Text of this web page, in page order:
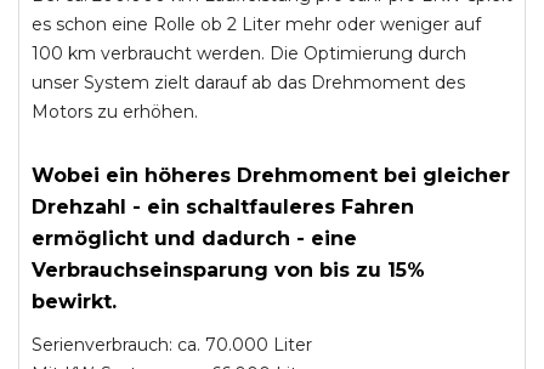
es schon eine Rolle ob 2 Liter mehr oder weniger auf
100 km verbraucht werden. Die Optimierung durch
unser System zielt darauf ab das Drehmoment des
Motors zu erhöhen.
Wobei ein höheres Drehmoment bei gleicher
Drehzahl - ein schaltfauleres Fahren
ermöglicht und dadurch - eine
Verbrauchseinsparung von bis zu 15%
bewirkt.
Serienverbrauch: ca. 70.000 Liter